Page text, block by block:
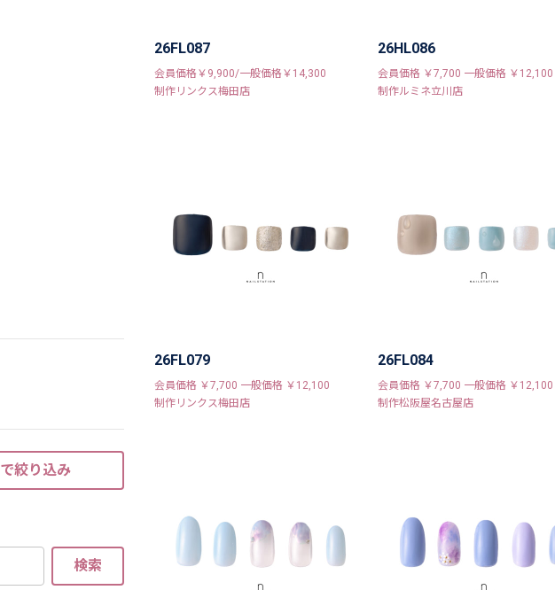
26FL087
会員価格￥9,900/一般価格￥14,300
制作リンクス梅田店
26HL086
会員価格 ￥7,700 一般価格 ￥12,100
制作ルミネ立川店
26FL079
会員価格 ￥7,700 一般価格 ￥12,100
制作リンクス梅田店
26FL084
会員価格 ￥7,700 一般価格 ￥12,100
制作松阪屋名古屋店